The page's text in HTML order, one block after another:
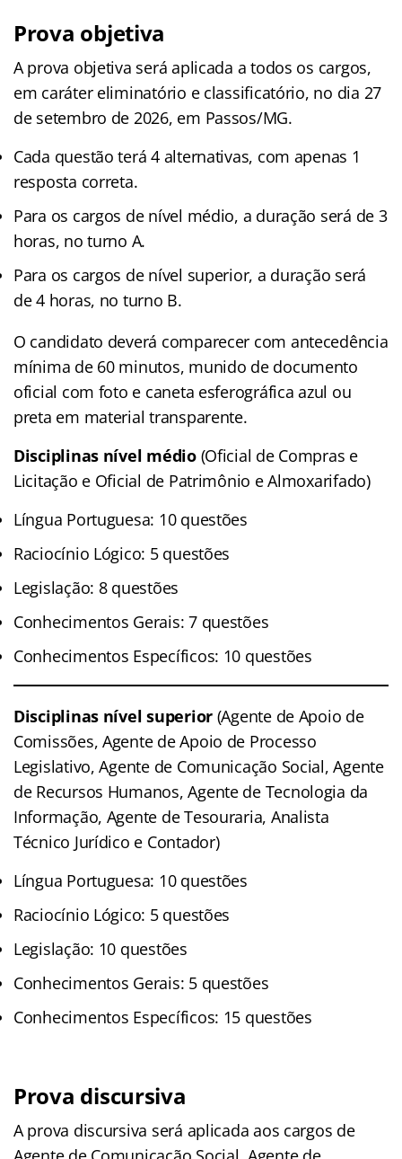
Prova objetiva
A prova objetiva será aplicada a todos os cargos,
em caráter eliminatório e classificatório, no dia 27
de setembro de 2026, em Passos/MG.
Cada questão terá 4 alternativas, com apenas 1
resposta correta.
Para os cargos de nível médio, a duração será de 3
horas, no turno A.
Para os cargos de nível superior, a duração será
de 4 horas, no turno B.
O candidato deverá comparecer com antecedência
mínima de 60 minutos, munido de documento
oficial com foto e caneta esferográfica azul ou
preta em material transparente.
Disciplinas nível médio(Oficial de Compras e
Licitação e Oficial de Patrimônio e Almoxarifado)
Língua Portuguesa: 10 questões
Raciocínio Lógico: 5 questões
Legislação: 8 questões
Conhecimentos Gerais: 7 questões
Conhecimentos Específicos: 10 questões
Disciplinas nível superior(Agente de Apoio de
Comissões, Agente de Apoio de Processo
Legislativo, Agente de Comunicação Social, Agente
de Recursos Humanos, Agente de Tecnologia da
Informação, Agente de Tesouraria, Analista
Técnico Jurídico e Contador)
Língua Portuguesa: 10 questões
Raciocínio Lógico: 5 questões
Legislação: 10 questões
Conhecimentos Gerais: 5 questões
Conhecimentos Específicos: 15 questões
Prova discursiva
A prova discursiva será aplicada aos cargos de